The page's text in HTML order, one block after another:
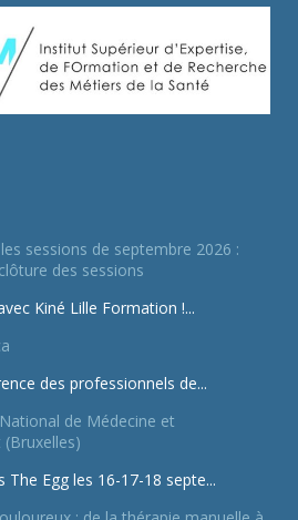
sessions de septembre 2026 :
des sessions
Kiné Lille Formation !...
des professionnels de...
de Médecine et
The Egg les 16-17-18 septe...